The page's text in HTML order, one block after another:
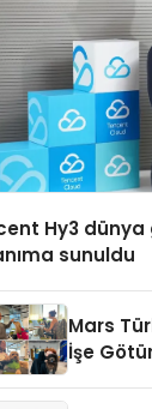
Hy3
sunuldu
Mars
İşe